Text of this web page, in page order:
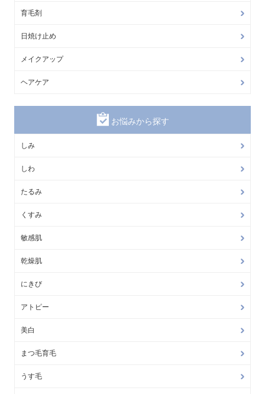
育毛剤
日焼け止め
メイクアップ
ヘアケア
お悩みから探す
しみ
しわ
たるみ
くすみ
敏感肌
乾燥肌
にきび
アトピー
美白
まつ毛育毛
うす毛